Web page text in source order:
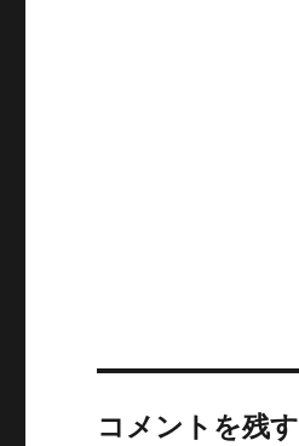
コメントを残す